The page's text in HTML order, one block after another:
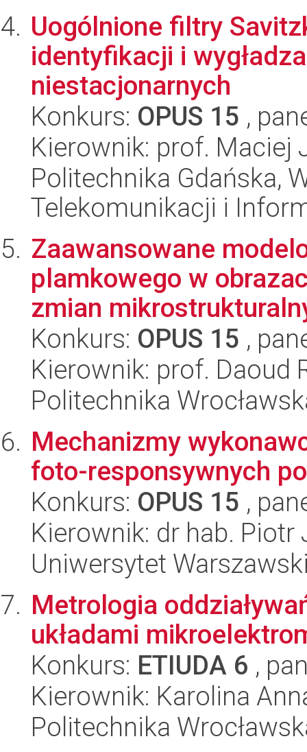
Uogólnione filtry
identyfikacji i
niestacjonarnych
Konkurs: OPUS 15 ,
Kierownik: prof. Maciej
Politechnika Gdańska,
Telekomunikacji i
Zaawansowane
plamkowego w
zmian
Konkurs: OPUS 15 ,
Kierownik: prof. Daoud
Politechnika
Mechanizmy
foto-responsywnych
Konkurs: OPUS 15 ,
Kierownik: dr hab. Piotr
Uniwersytet
Metrologia
układami
Konkurs: ETIUDA 6 ,
Kierownik: Karolina
Politechnika